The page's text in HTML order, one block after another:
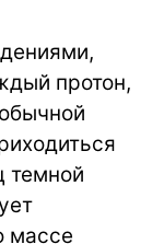
протон,
темной
массе